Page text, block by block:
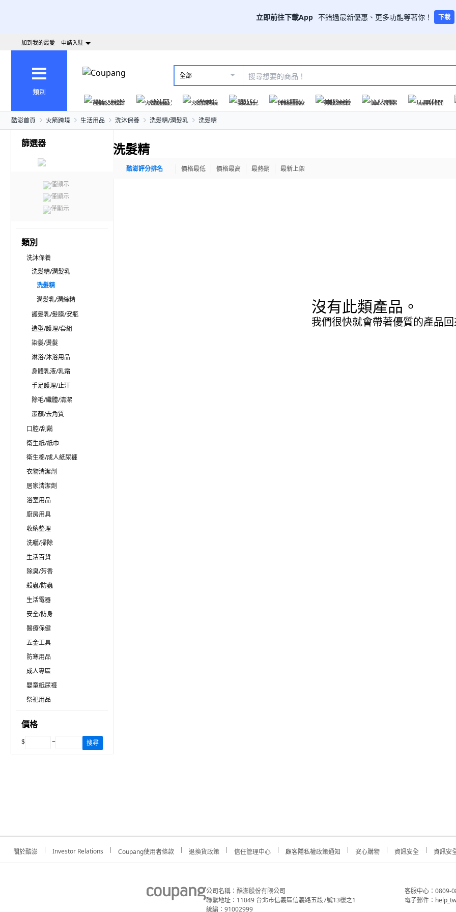
立即前往下載App 不錯過最新優惠、更多功能等著你！ 下載
加到我的最愛 申請入駐
類別
全部
爸氣父親節 火箭速配 火箭跨境 嬰幼兒 保健醫療 美妝保養 個人清潔 玩具休閒
酷澎首頁 火箭跨境 生活用品 洗沐保養 洗髮精/潤髮乳 洗髮精
篩選器
僅顯示
僅顯示
僅顯示
類別
洗沐保養
洗髮精/潤髮乳
洗髮精
潤髮乳/潤絲精
護髮乳/髮膜/安瓶
造型/護理/套組
染髮/燙髮
淋浴/沐浴用品
身體乳液/乳霜
手足護理/止汗
除毛/纖體/清潔
潔顏/去角質
口腔/刮鬍
衛生紙/紙巾
衛生棉/成人紙尿褲
衣物清潔劑
居家清潔劑
浴室用品
廚房用具
收納整理
洗曬/掃除
生活百貨
除臭/芳香
殺蟲/防蟲
生活電器
安全/防身
醫療保健
五金工具
防寒用品
成人專區
嬰童紙尿褲
祭祀用品
價格
$ ~ 搜尋
洗髮精
酷澎評分排名 價格最低 價格最高 最熱銷 最新上架
沒有此類產品。
我們很快就會帶著優質的產品
關於酷澎 Investor Relations Coupang使用者條款 退換貨政策 信任管理中心 顧客隱私權政策通知 安心購物 資訊安全 資訊安
公司名稱：酷澎股份有限公司
聯繫地址：11049 台北市信義區信義路五段7號13樓之1
統編：91002999
客服中心：0809-
電子郵件：